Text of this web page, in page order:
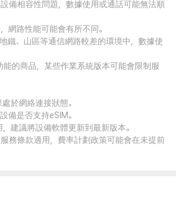
備相容性問題，數據使用或通話可能無法順
網路性能可能會有所不同。
鐵、山區等通信網路較差的環境中，數據使
能的商品，某些作業系統版本可能會限制服
於網絡連接狀態。
備是否支持eSIM。
建議將設備軟體更新到最新版本。
務條款適用，費率計劃政策可能會在未提前